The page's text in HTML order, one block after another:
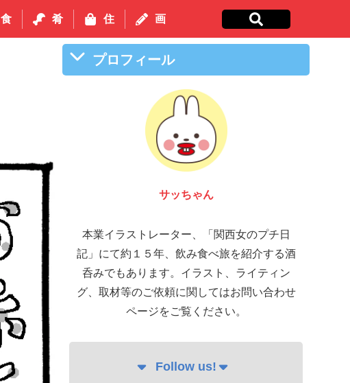
食 肴 住 画
プロフィール
サッちゃん
本業イラストレーター、「関西女のプチ日
記」にて約１５年、飲み食べ旅を紹介する酒
呑みでもあります。イラスト、ライティン
グ、取材等のご依頼に関してはお問い合わせ
ページをご覧ください。
Follow us!